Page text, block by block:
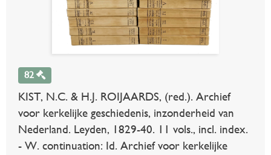
82
KIST, N.C. & H.J. ROIJAARDS, (red.). Archief
voor kerkelijke geschiedenis, inzonderheid van
Nederland. Leyden, 1829-40. 11 vols., incl. index.
- W. continuation: Id. Archief voor kerkelijke